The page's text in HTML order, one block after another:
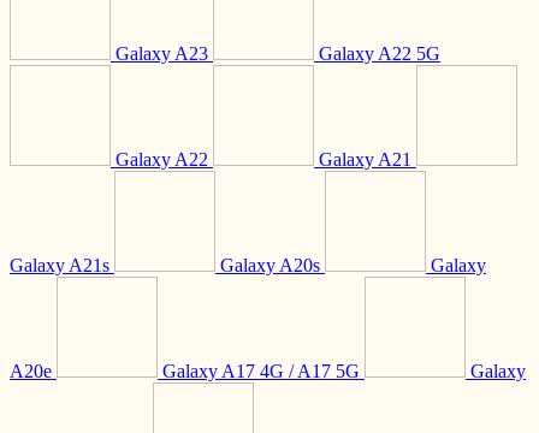
Galaxy A23 Galaxy A22 5G
Galaxy A22 Galaxy A21
Galaxy A21s Galaxy A20s Galaxy
A20e Galaxy A17 4G / A17 5G Galaxy